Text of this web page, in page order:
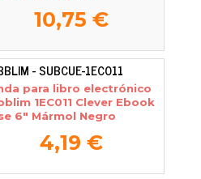
10,75 €
- SUBCUE-1EC011
para libro electrónico
1EC011 Clever Ebook
6" Mármol Negro
4,19 €